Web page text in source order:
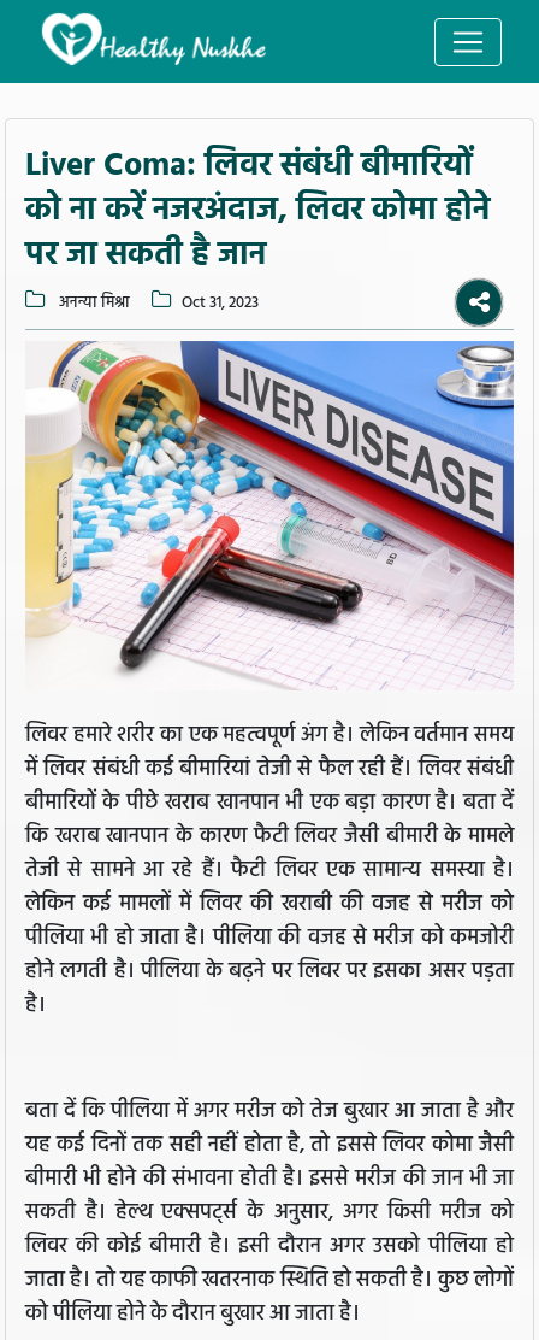
Liver Coma: लिवर संबंधी बीमारियों
को ना करें नजरअंदाज, लिवर कोमा होने
पर जा सकती है जान
अनन्या मिश्रा Oct 31, 2023
लिवर हमारे शरीर का एक महत्वपूर्ण अंग है। लेकिन वर्तमान समय
में लिवर संबंधी कई बीमारियां तेजी से फैल रही हैं। लिवर संबंधी
बीमारियों के पीछे खराब खानपान भी एक बड़ा कारण है। बता दें
कि खराब खानपान के कारण फैटी लिवर जैसी बीमारी के मामले
तेजी से सामने आ रहे हैं। फैटी लिवर एक सामान्य समस्या है।
लेकिन कई मामलों में लिवर की खराबी की वजह से मरीज को
पीलिया भी हो जाता है। पीलिया की वजह से मरीज को कमजोरी
होने लगती है। पीलिया के बढ़ने पर लिवर पर इसका असर पड़ता
है।
बता दें कि पीलिया में अगर मरीज को तेज बुखार आ जाता है और
यह कई दिनों तक सही नहीं होता है, तो इससे लिवर कोमा जैसी
बीमारी भी होने की संभावना होती है। इससे मरीज की जान भी जा
सकती है। हेल्थ एक्सपर्ट्स के अनुसार, अगर किसी मरीज को
लिवर की कोई बीमारी है। इसी दौरान अगर उसको पीलिया हो
जाता है। तो यह काफी खतरनाक स्थिति हो सकती है। कुछ लोगों
को पीलिया होने के दौरान बुखार आ जाता है।